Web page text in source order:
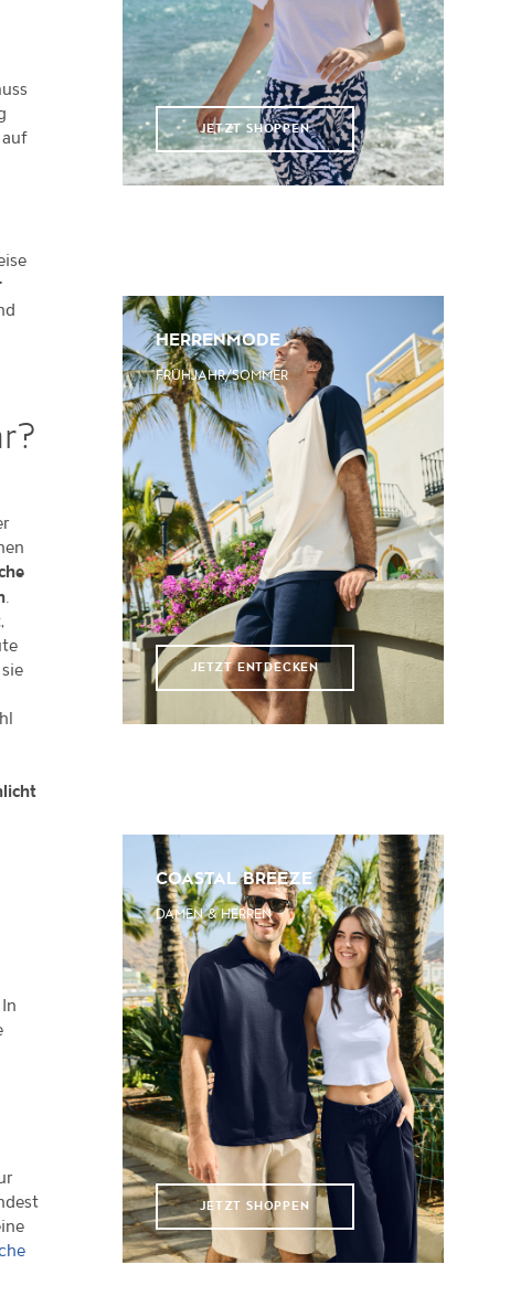
.
JETZT SHOPPEN
HERRENMODE
FRÜHJAHR/SOMMER
JETZT ENTDECKEN
COASTAL BREEZE
DAMEN & HERREN
JETZT SHOPPEN